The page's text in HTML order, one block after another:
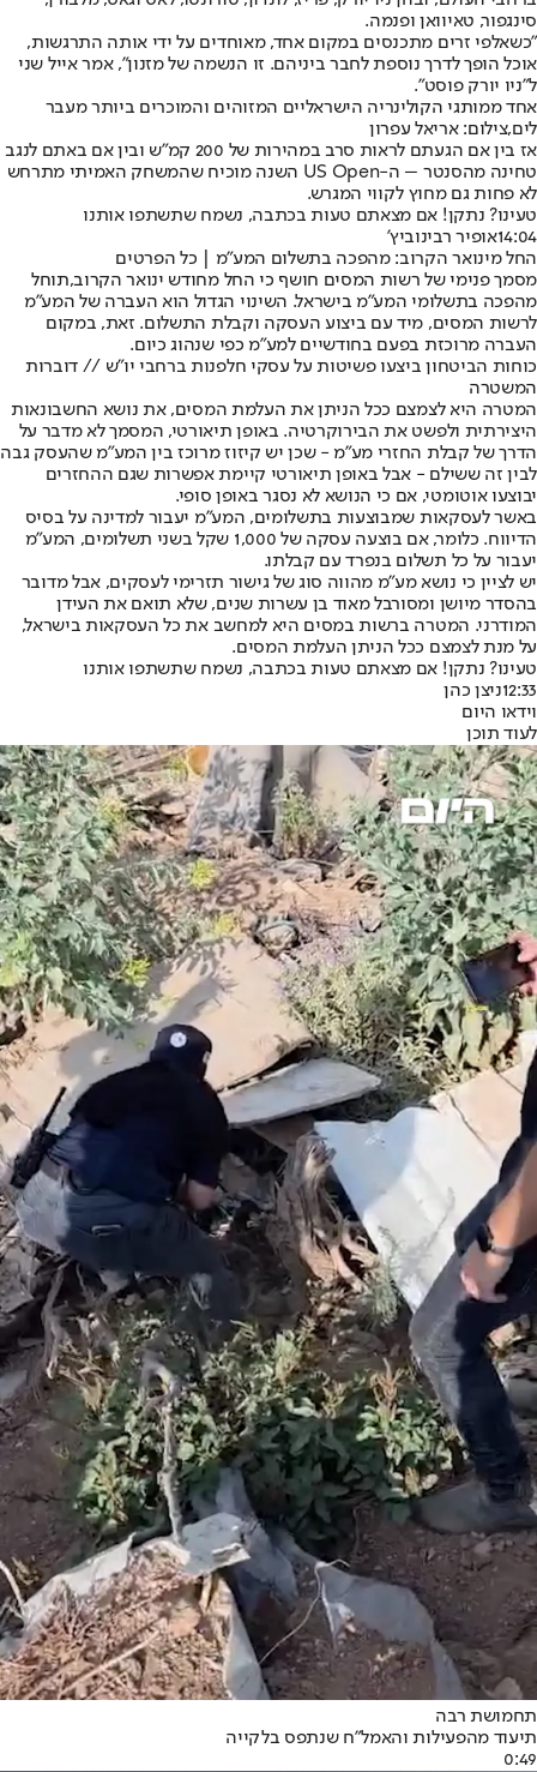
סינגפור, טאיוואן ופנמה.
"כשאלפי זרים מתכנסים במקום אחד, מאוחדים על ידי אותה התרגשות,
אוכל הופך לדרך נוספת לחבר ביניהם. זו הנשמה של מזנון", אמר אייל שני
ל"ניו יורק פוסט".
אחד ממותגי הקולינריה הישראליים המזוהים והמוכרים ביותר מעבר
לים,צילום: אריאל עפרון
אז בין אם הגעתם לראות סרב במהירות של 200 קמ"ש ובין אם באתם לנגב
טחינה מהסנטר – ה-US Open השנה מוכיח שהמשחק האמיתי מתרחש
לא פחות גם מחוץ לקווי המגרש.
טעינו? נתקן! אם מצאתם טעות בכתבה, נשמח שתשתפו אותנו
14:04אופיר רבינוביץ'
החל מינואר הקרוב: מהפכה בתשלום המע"מ | כל הפרטים
מסמך פנימי של רשות המסים חושף כי החל מחודש ינואר הקרוב,תוחל
מהפכה בתשלומי המע"מ בישראל. השינוי הגדול הוא העברה של המע"מ
לרשות המסים, מיד עם ביצוע העסקה וקבלת התשלום. זאת, במקום
העברה מרוכזת בפעם בחודשיים למע"מ כפי שנהוג כיום.
כוחות הביטחון ביצעו פשיטות על עסקי חלפנות ברחבי יו"ש // דוברות
המשטרה
המטרה היא לצמצם ככל הניתן את העלמת המסים, את נושא החשבונאות
היצירתית ולפשט את הבירוקרטיה. באופן תיאורטי, המסמך לא מדבר על
הדרך של קבלת החזרי מע"מ - שכן יש קיזוז מרוכז בין המע"מ שהעסק גבה
לבין זה ששילם - אבל באופן תיאורטי קיימת אפשרות שגם ההחזרים
יבוצעו אוטומטי, אם כי הנושא לא נסגר באופן סופי.
באשר לעסקאות שמבוצעות בתשלומים, המע"מ יעבור למדינה על בסיס
הדיווח. כלומר, אם בוצעה עסקה של 1,000 שקל בשני תשלומים, המע"מ
יעבור על כל תשלום בנפרד עם קבלתו.
יש לציין כי נושא מע"מ מהווה סוג של גישור תזרימי לעסקים, אבל מדובר
בהסדר מיושן ומסורבל מאוד בן עשרות שנים, שלא תואם את העידן
המודרני. המטרה ברשות במסים היא למחשב את כל העסקאות בישראל,
על מנת לצמצם ככל הניתן העלמת המסים.
טעינו? נתקן! אם מצאתם טעות בכתבה, נשמח שתשתפו אותנו
12:33ניצן כהן
וידאו היום
לעוד תוכן
תחמושת רבה
תיעוד מהפעילות והאמל"ח שנתפס בלקייה
0:49